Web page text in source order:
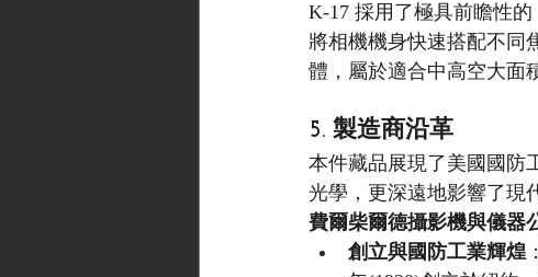
K-17 採用了極具前瞻性
將相機機身快速搭配不同
體，屬於適合中高空大面
5. 製造商沿革
本件藏品展現了美國國防
光學，更深遠地影響了現
費爾柴爾德攝影機與儀器
創立與國防工業輝煌